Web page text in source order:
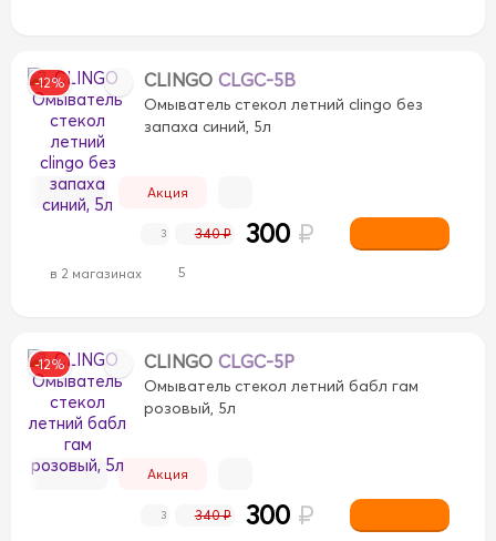
-12% CLINGO CLGC-5B
Омыватель стекол летний clingo без
запаха синий, 5л
Акция
в 2 магазинах 5
3 340 ₽ 300 ₽
-12% CLINGO CLGC-5P
Омыватель стекол летний бабл гам
розовый, 5л
Акция
3 340 ₽ 300 ₽